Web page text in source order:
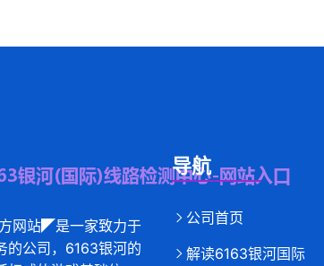
网站◤是一家致力于
的公司，6163银河的
导航
公司首页
解读6163银河国际